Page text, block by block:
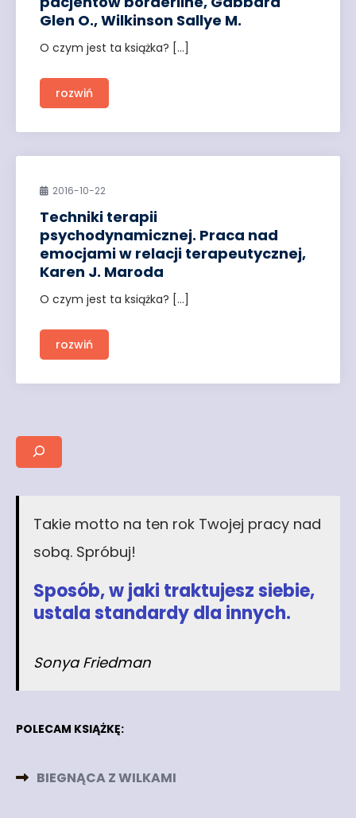
Glen O., Wilkinson Sallye M.
O czym jest ta książka? […]
rozwiń
2016-10-22
Techniki terapii
psychodynamicznej. Praca nad
emocjami w relacji terapeutycznej,
Karen J. Maroda
O czym jest ta książka? […]
rozwiń
Takie motto na ten rok Twojej pracy nad
sobą. Spróbuj!
Sposób, w jaki traktujesz siebie,
ustala standardy dla innych.
Sonya Friedman
POLECAM KSIĄŻKĘ:
BIEGNĄCA Z WILKAMI